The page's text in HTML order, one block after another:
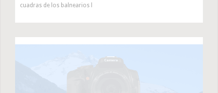
cuadras de los balnearios l